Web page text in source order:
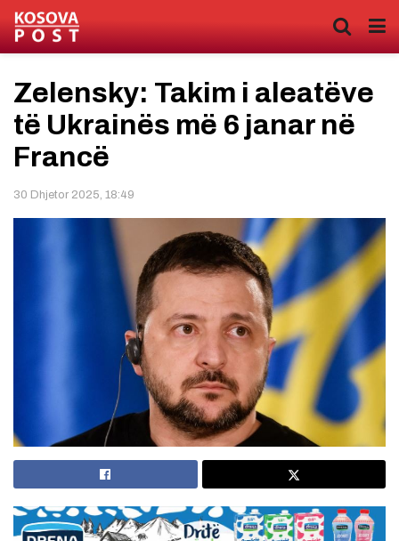
Zelensky: Takim i aleatëve
të Ukrainës më 6 janar në
Francë
30 Dhjetor 2025, 18:49